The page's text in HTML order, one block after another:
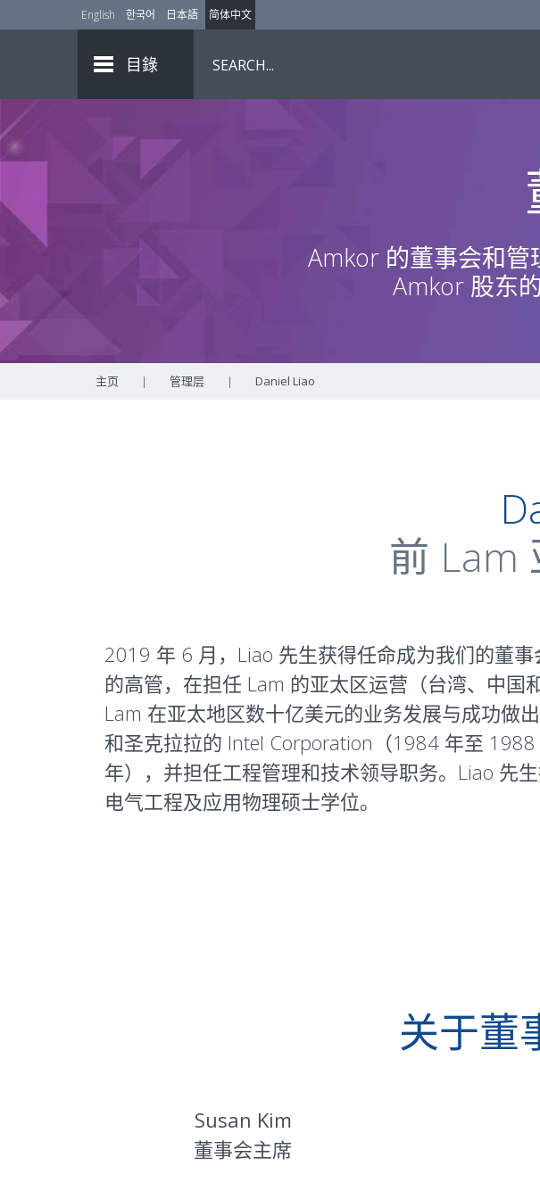
English 한국어 日本語 简体中文
目錄
Amkor 的董事会和管
Amkor 股东
主页 | 管理层 | Daniel Liao
前 Lam
2019 年 6 月，Liao 先生获得任命成为我们的董
的高管，在担任 Lam 的亚太区运营（台湾、中
Lam 在亚太地区数十亿美元的业务发展与成功做
和圣克拉拉的 Intel Corporation（1984 年至
年），并担任工程管理和技术领导职务。Liao 先
电气工程及应用物理硕士学位。
关于董
Susan Kim
董事会主席